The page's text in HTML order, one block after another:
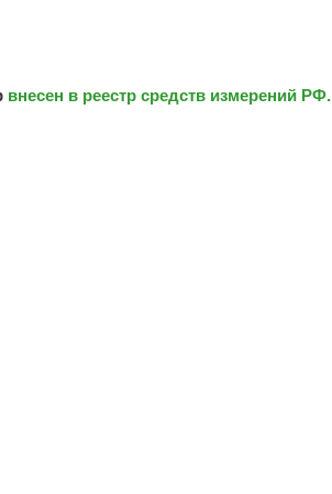
внесен в реестр средств измерений РФ.